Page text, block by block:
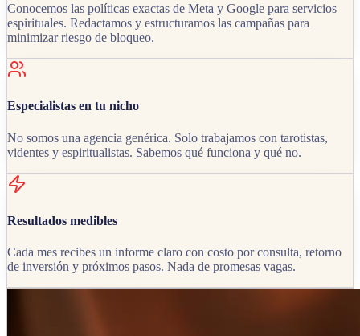
Conocemos las políticas exactas de Meta y Google para servicios
espirituales. Redactamos y estructuramos las campañas para
minimizar riesgo de bloqueo.
Especialistas en tu nicho
No somos una agencia genérica. Solo trabajamos con tarotistas,
videntes y espiritualistas. Sabemos qué funciona y qué no.
Resultados medibles
Cada mes recibes un informe claro con costo por consulta, retorno
de inversión y próximos pasos. Nada de promesas vagas.